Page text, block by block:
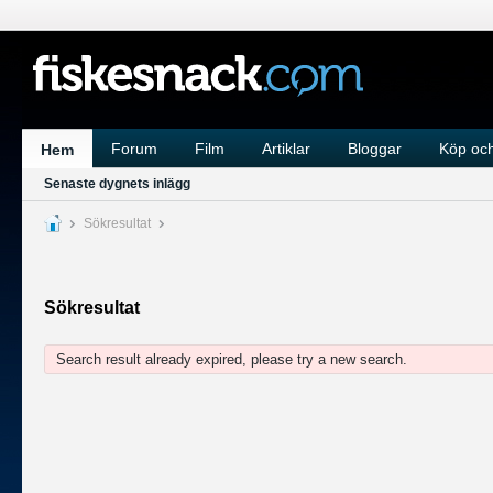
Hem Forum Film Artiklar Bloggar Köp
Senaste dygnets inlägg
Sökresultat
Sökresultat
Search result already expired, please try a new search.